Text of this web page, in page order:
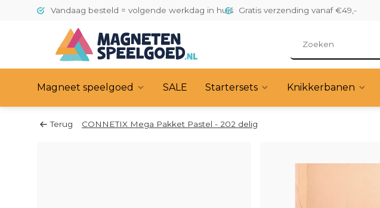
Vandaag besteld = volgende werkdag in huis Gratis verzending vanaf €49,-
Magneet speelgoed SALE Startersets Knikkerbanen
Terug CONNETIX Mega Pakket Pastel - 202 delig